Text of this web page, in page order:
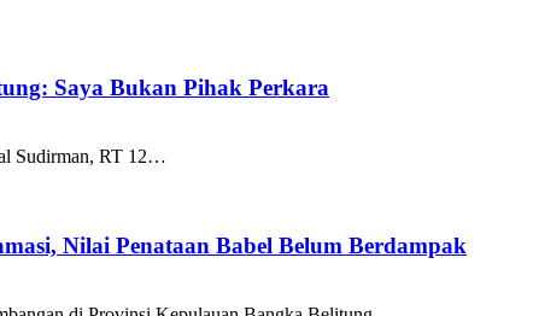
Saya Bukan Pihak Perkara
Sudirman, RT 12…
Nilai Penataan Babel Belum Berdampak